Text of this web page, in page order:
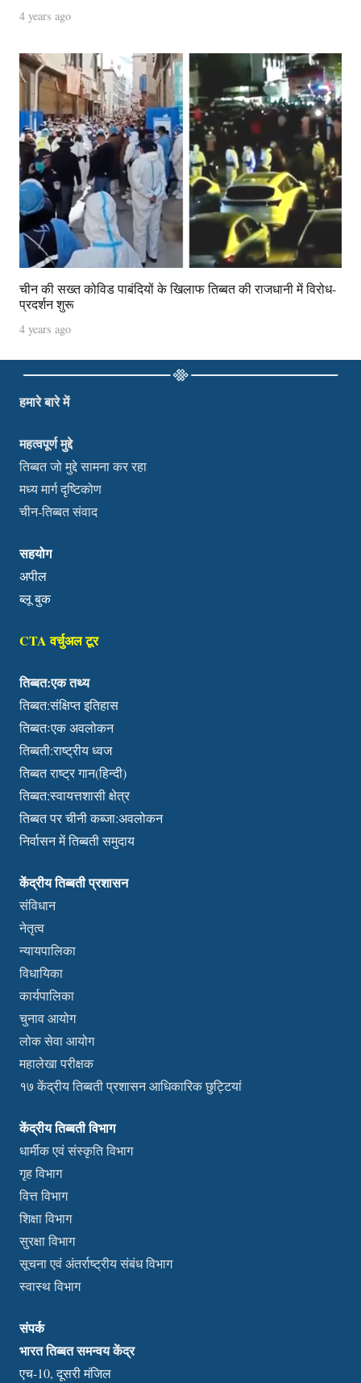
4 years ago
चीन की सख्त कोविड पाबंदियों के खिलाफ तिब्बत की राजधानी में विरोध-
प्रदर्शन शुरू
4 years ago
हमारे बारे में
महत्वपूर्ण मुद्दे
तिब्बत जो मुद्दे सामना कर रहा
मध्य मार्ग दृष्टिकोण
चीन-तिब्बत संवाद
सहयोग
अपील
ब्लू बुक
CTA वर्चुअल टूर
तिब्बत:एक तथ्य
तिब्बत:संक्षिप्त इतिहास
तिब्बतःएक अवलोकन
तिब्बती:राष्ट्रीय ध्वज
तिब्बत राष्ट्र गान(हिन्दी)
तिब्बत:स्वायत्तशासी क्षेत्र
तिब्बत पर चीनी कब्जा:अवलोकन
निर्वासन में तिब्बती समुदाय
केंद्रीय तिब्बती प्रशासन
संविधान
नेतृत्व
न्यायपालिका
विधायिका
कार्यपालिका
चुनाव आयोग
लोक सेवा आयोग
महालेखा परीक्षक
१७ केंद्रीय तिब्बती प्रशासन आधिकारिक छुट्टियां
केंद्रीय तिब्बती विभाग
धार्मीक एवं संस्कृति विभाग
गृह विभाग
वित्त विभाग
शिक्षा विभाग
सुरक्षा विभाग
सूचना एवं अंतर्राष्ट्रीय संबंध विभाग
स्वास्थ विभाग
संपर्क
भारत तिब्बत समन्वय केंद्र
एच-10, दूसरी मंजिल